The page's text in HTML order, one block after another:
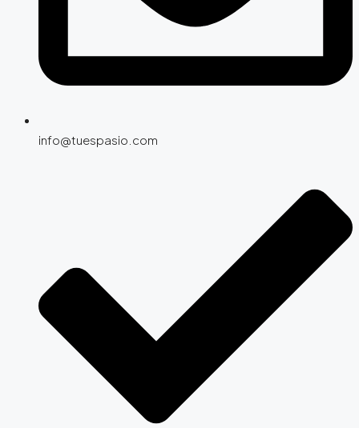
info@tuespasio.com